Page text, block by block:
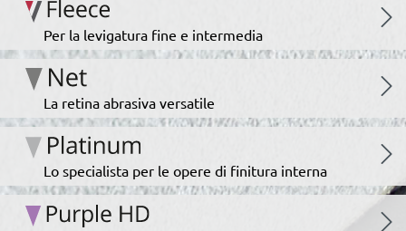
Per la levigatura fine e intermedia
La retina abrasiva versatile
Lo specialista per le opere di finitura interna